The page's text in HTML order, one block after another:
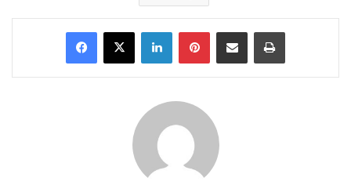
Facebook
X LinkedInPinterestShare via Email Print